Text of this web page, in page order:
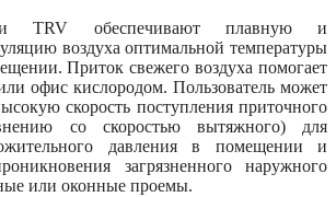
TRV обеспечивают плавную и
воздуха оптимальной температуры
Приток свежего воздуха помогает
офис кислородом. Пользователь может
скорость поступления приточного
со скоростью вытяжного) для
давления в помещении и
загрязненного наружного
или оконные проемы.